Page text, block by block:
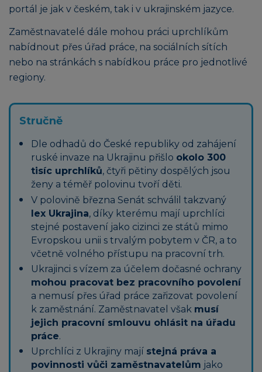
portál je jak v českém, tak i v ukrajinském jazyce.
Zaměstnavatelé dále mohou práci uprchlíkům
nabídnout přes úřad práce, na sociálních sítích
nebo na stránkách s nabídkou práce pro jednotlivé
regiony.
Stručně
Dle odhadů do České republiky od zahájení
ruské invaze na Ukrajinu přišlo okolo 300
tisíc uprchlíků, čtyři pětiny dospělých jsou
ženy a téměř polovinu tvoří děti.
V polovině března Senát schválil takzvaný
lex Ukrajina, díky kterému mají uprchlíci
stejné postavení jako cizinci ze států mimo
Evropskou unii s trvalým pobytem v ČR, a to
včetně volného přístupu na pracovní trh.
Ukrajinci s vízem za účelem dočasné ochrany
mohou pracovat bez pracovního povolení
a nemusí přes úřad práce zařizovat povolení
k zaměstnání. Zaměstnavatel však musí
jejich pracovní smlouvu ohlásit na úřadu
práce.
Uprchlíci z Ukrajiny mají stejná práva a
povinnosti vůči zaměstnavatelům jako